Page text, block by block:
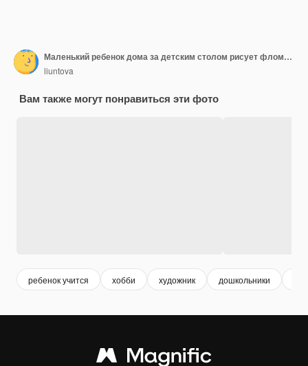
Маленький ребенок дома за детским столом рисует фломастерами
liuntova
Вам также могут понравиться эти фото
ребенок учится хобби художник дошкольники